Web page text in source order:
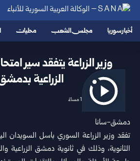
أخبار سوريا مجلس الشعب محليات
وزير الزراعة يتفقد سير
الزراعية
2026/06/07 1:39 مساءً
دمشق-سانا
تفقد وزير الزراعة السوري باسل السويدان
الثانوية، وذلك في ثانوية دمشق الزراعية